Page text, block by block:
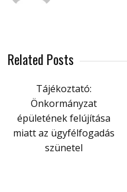
Related Posts
Tájékoztató:
Önkormányzat
épületének felújítása
miatt az ügyfélfogadás
szünetel